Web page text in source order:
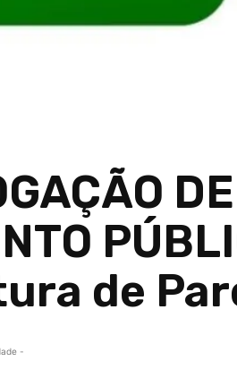
DE
de
-